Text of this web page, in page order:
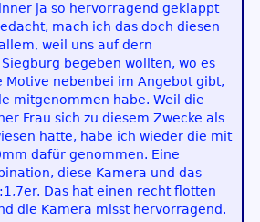
ja so hervorragend geklappt
mach ich das doch diesen
weil uns auf dern
begeben wollten, wo es
Motive nebenbei im Angebot gibt,
mitgenommen habe. Weil die
Frau sich zu diesem Zwecke als
hatte, habe ich wieder die mit
dafür genommen. Eine
diese Kamera und das
Das hat einen recht flotten
die Kamera misst hervorragend.